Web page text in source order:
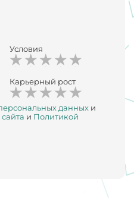
Условия
Карьерный рост
данных и
и Политикой